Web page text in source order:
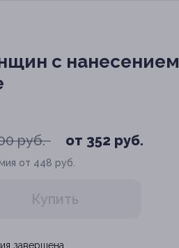
с нанесением
руб. от 352 руб.
от 448 руб.
Купить
завершена